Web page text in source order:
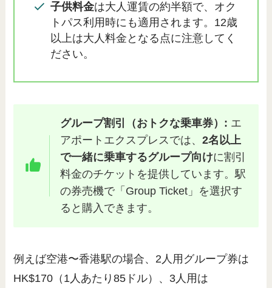
子供料金は大人運賃の約半額で、オク
トパス利用時にも適用されます。12歳
以上は大人料金となる点に注意してく
ださい。
グループ割引（おトクな乗車券）: エ
アポートエクスプレスでは、 2名以上
で一緒に乗車するグループ向けに割引
料金のチケットを提供しています。駅
の券売機で「Group Ticket」を選択す
ると購入できます。
例えば空港〜香港駅の場合、2人用グループ券は
HK$170（1人あたり85ドル）、3人用は